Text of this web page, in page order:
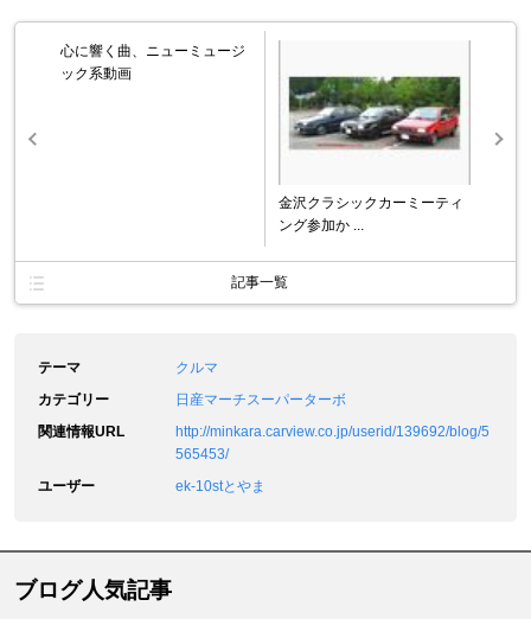
心に響く曲、ニューミュージ
ック系動画
金沢クラシックカーミーティ
ング参加か ...
記事一覧
テーマ
クルマ
カテゴリー
日産マーチスーパーターボ
関連情報URL
http://minkara.carview.co.jp/userid/139692/blog/5
565453/
ユーザー
ek-10stとやま
ブログ人気記事